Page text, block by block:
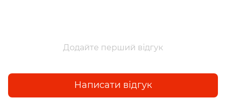
Додайте перший відгук
Написати відгук